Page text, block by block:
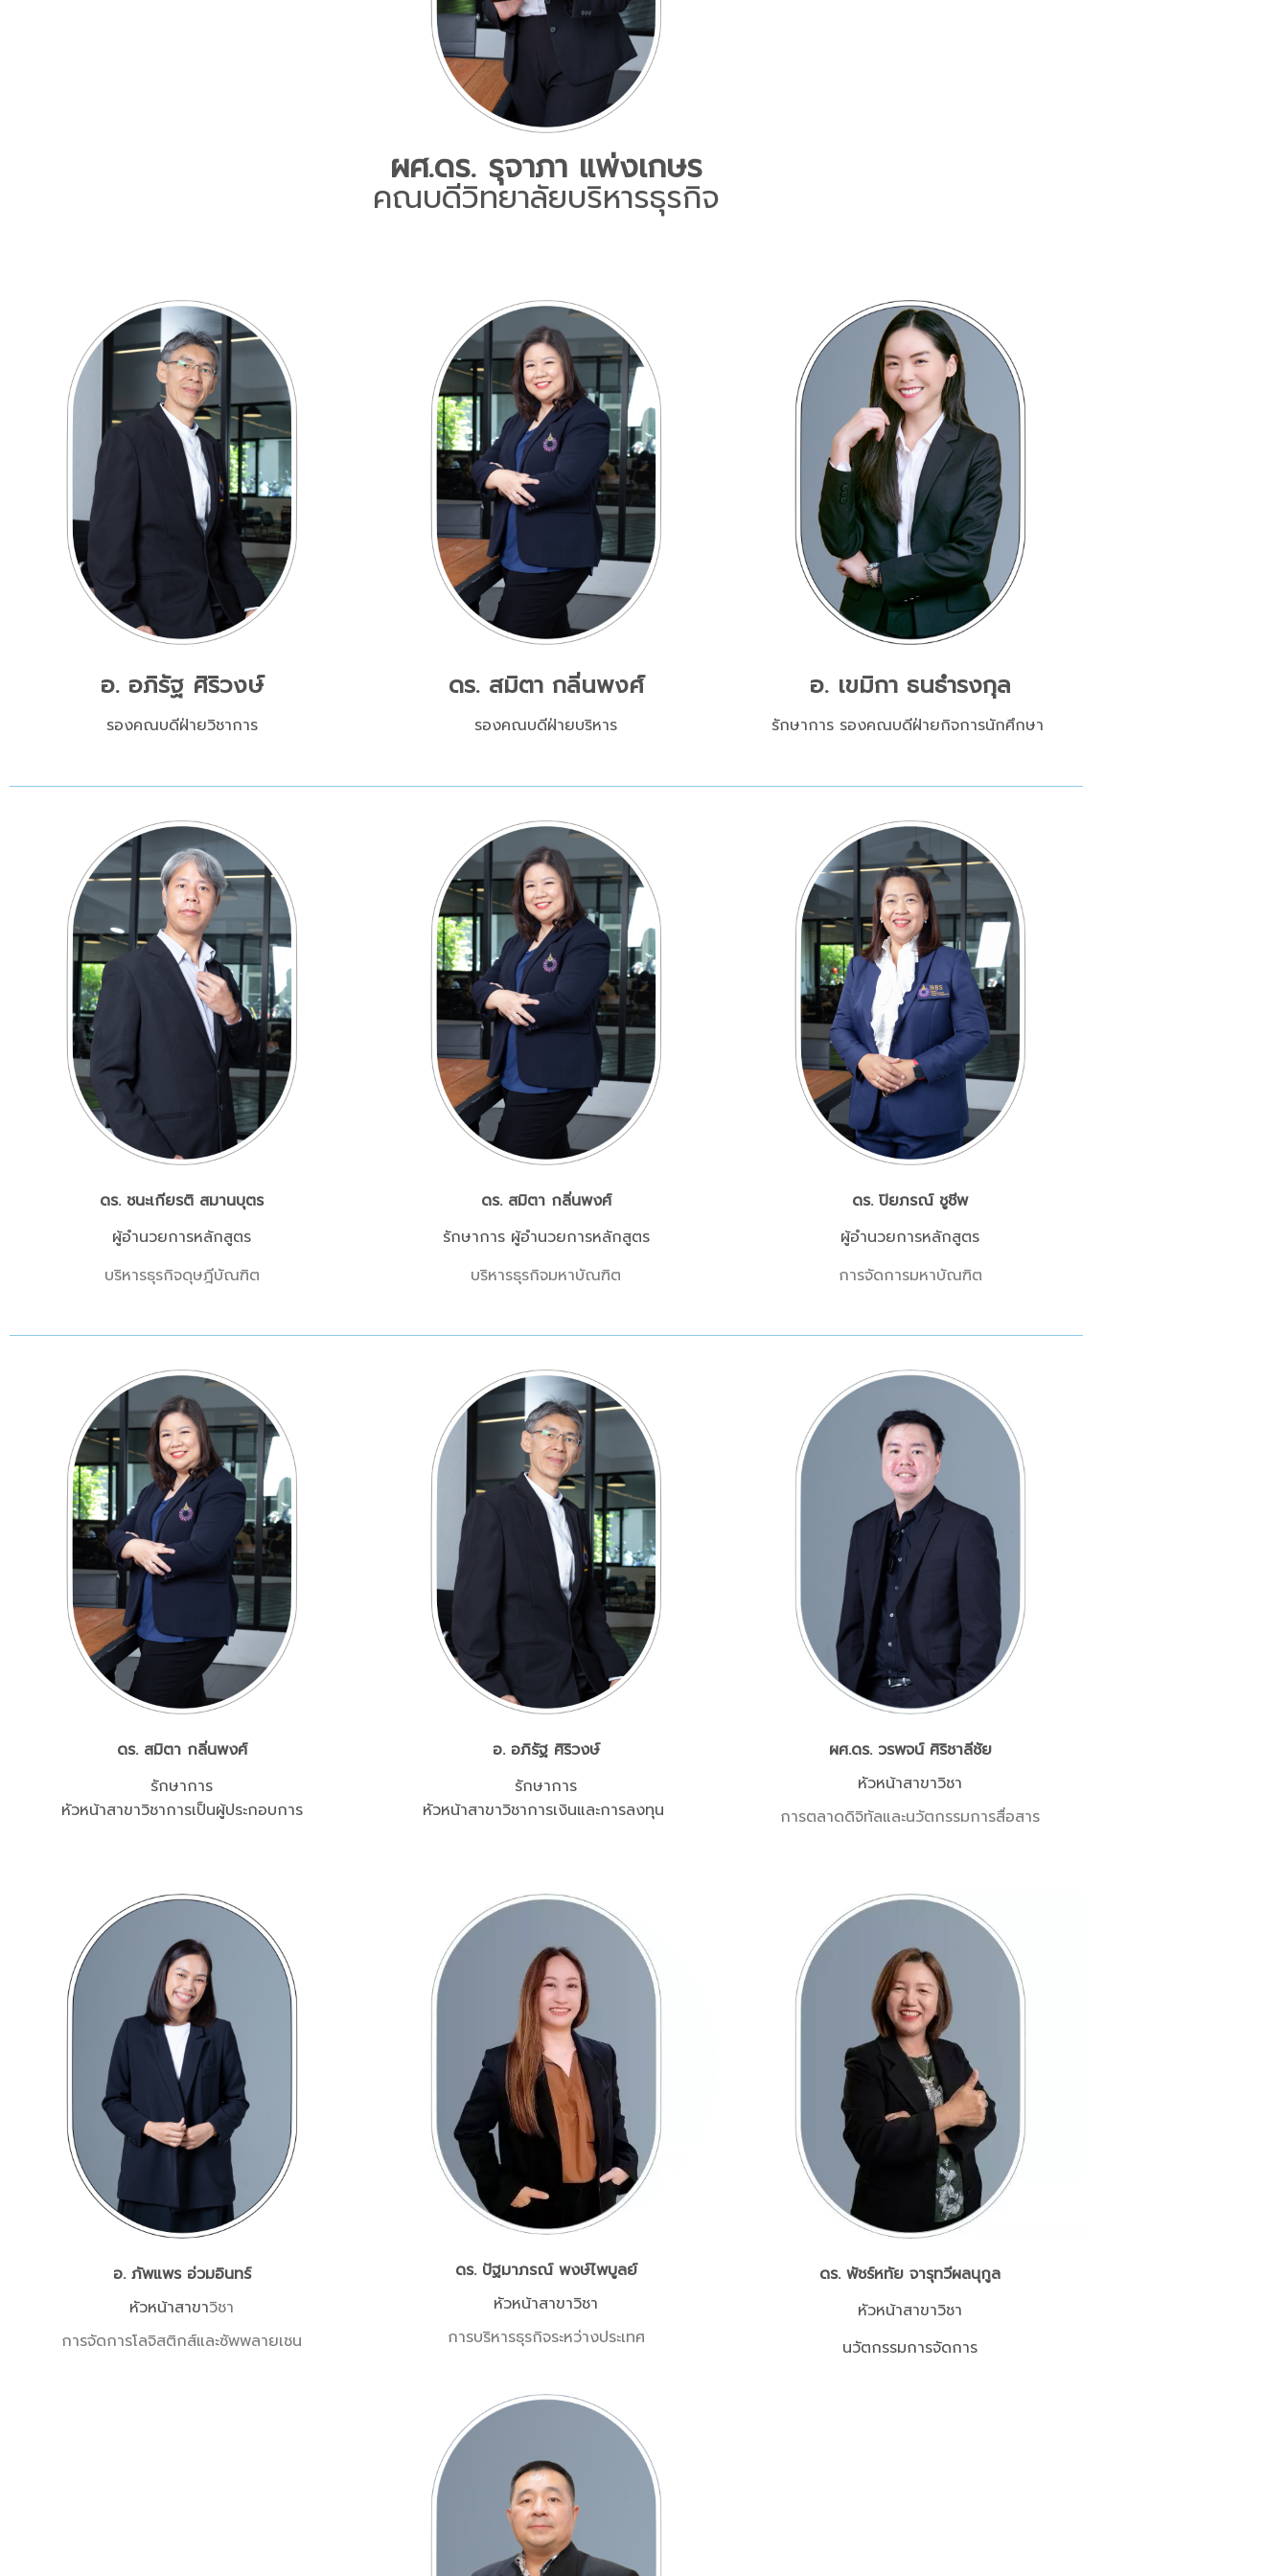
ผศ.ดร. รุจาภา แพ่งเกษร
คณบดีวิทยาลัยบริหารธุรกิจ
อ. อภิรัฐ ศิริวงษ์
รองคณบดีฝ่ายวิชาการ
ดร. สมิตา กลิ่นพงศ์
รองคณบดีฝ่ายบริหาร
อ. เขมิกา ธนธำรงกุล
รักษาการ รองคณบดีฝ่ายกิจการนักศึกษา
ดร. ชนะเกียรติ สมานบุตร
ผู้อำนวยการหลักสูตร
บริหารธุรกิจดุษฎีบัณฑิต
ดร. สมิตา กลิ่นพงศ์
รักษาการ ผู้อำนวยการหลักสูตร
บริหารธุรกิจมหาบัณฑิต
ดร. ปิยภรณ์ ชูชีพ
ผู้อำนวยการหลักสูตร
การจัดการมหาบัณฑิต
ดร. สมิตา กลิ่นพงศ์
รักษาการ
หัวหน้าสาขาวิชาการเป็นผู้ประกอบการ
อ. อภิรัฐ ศิริวงษ์
รักษาการ
หัวหน้าสาขาวิชาการเงินและการลงทุน
ผศ.ดร. วรพจน์ ศิริชาลีชัย
หัวหน้าสาขาวิชา
การตลาดดิจิทัลและนวัตกรรมการสื่อสาร
อ. ภัพแพร อ่วมอินทร์
หัวหน้าสาขาวิชา
การจัดการโลจิสติกส์และซัพพลายเชน
ดร. ปัฐมาภรณ์ พงษ์ไพบูลย์
หัวหน้าสาขาวิชา
การบริหารธุรกิจระหว่างประเทศ
ดร. พัชร์หทัย จารุทวีผลนุกูล
หัวหน้าสาขาวิชา
นวัตกรรมการจัดการ